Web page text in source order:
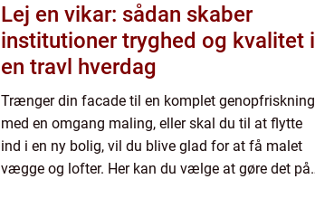
Lej en vikar: sådan skaber
institutioner tryghed og kvalitet i
en travl hverdag
Trænger din facade til en komplet genopfriskning
med en omgang maling, eller skal du til at flytte
ind i en ny bolig, vil du blive glad for at få malet
vægge og lofter. Her kan du vælge at gøre det på